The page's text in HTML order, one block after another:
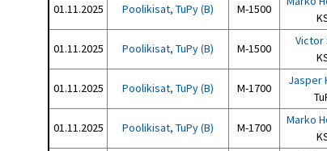
01.11.2025 Poolikisat, TuPy (B) M-1500
01.11.2025 Poolikisat, TuPy (B) M-1500
Victor
01.11.2025 Poolikisat, TuPy (B) M-1700
Jasper
01.11.2025 Poolikisat, TuPy (B) M-1700
Marko